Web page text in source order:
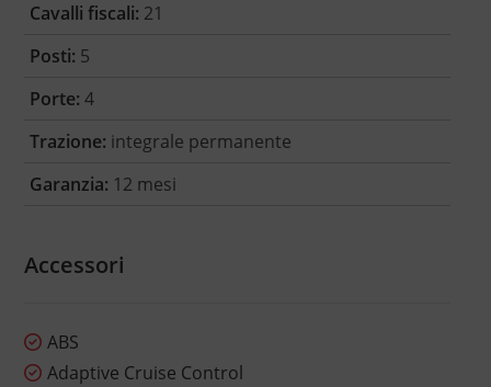
Cavalli fiscali: 21
Posti: 5
Porte: 4
Trazione: integrale permanente
Garanzia: 12 mesi
Accessori
ABS
Adaptive Cruise Control